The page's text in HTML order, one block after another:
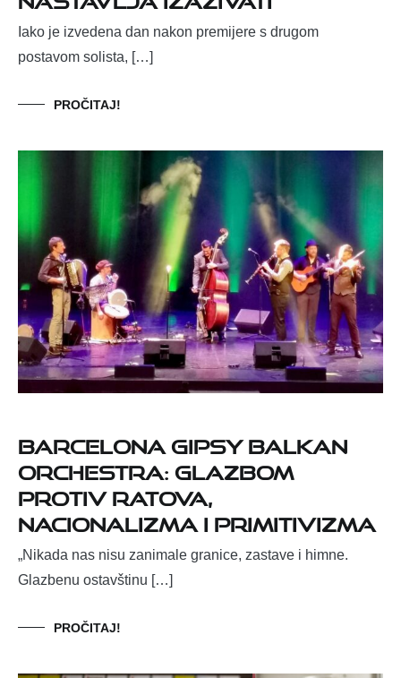
Iako je izvedena dan nakon premijere s drugom
postavom solista, […]
PROČITAJ!
Barcelona Gipsy balKan
Orchestra: glazbom
protiv ratova,
nacionalizma i primitivizma
„Nikada nas nisu zanimale granice, zastave i himne.
Glazbenu ostavštinu […]
PROČITAJ!